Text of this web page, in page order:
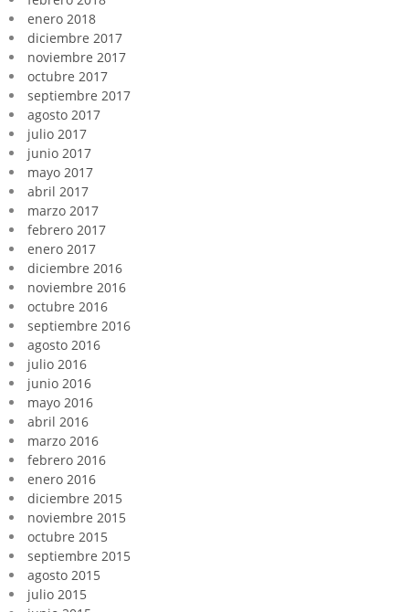
enero 2018
diciembre 2017
noviembre 2017
octubre 2017
septiembre 2017
agosto 2017
julio 2017
junio 2017
mayo 2017
abril 2017
marzo 2017
febrero 2017
enero 2017
diciembre 2016
noviembre 2016
octubre 2016
septiembre 2016
agosto 2016
julio 2016
junio 2016
mayo 2016
abril 2016
marzo 2016
febrero 2016
enero 2016
diciembre 2015
noviembre 2015
octubre 2015
septiembre 2015
agosto 2015
julio 2015